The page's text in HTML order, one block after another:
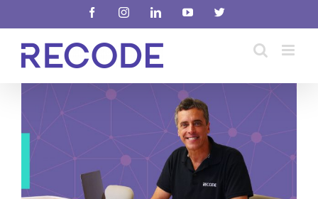
para
conteúdo
FacebookInstagramLinkedInYouTubeX